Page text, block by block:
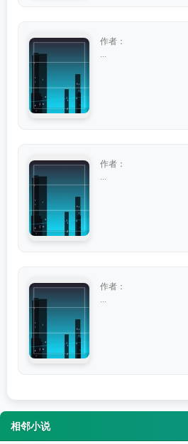
作者：
作者：
作者：
相邻小说